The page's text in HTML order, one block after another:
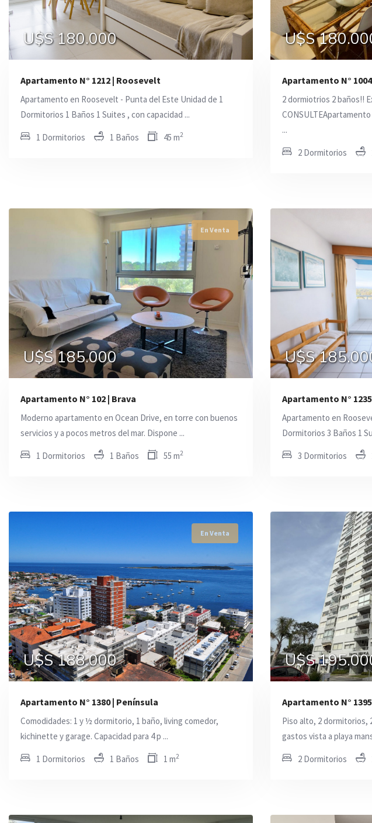
U$S 180.000 U$S 180.000
Apartamento N° 1212 | Roosevelt
Apartamento en Roosevelt - Punta del Este Unidad de 1
Dormitorios 1 Baños 1 Suites , con capacidad ...
1 Dormitorios 1 Baños 45 m2
U$S 180.000 U$S
Apartamento N°
2 dormiotrios 2 baños!!
...
2 Dormitorios
U$S 180.000 U$S
En Venta
U$S 185.000 U$S 185.000
Apartamento N° 102 | Brava
Moderno apartamento en Ocean Drive, en torre con buenos
servicios y a pocos metros del mar. Dispone ...
1 Dormitorios 1 Baños 55 m2
En Venta
U$S 185.000 U$S
Apartamento N°
Apartamento en
Dormitorios 3 Baños 1
3 Dormitorios
En Venta
U$S 187.000 U$S
En Venta
U$S 188.000 U$S 188.000
Apartamento N° 1380 | Península
Comodidades: 1 y ½ dormitorio, 1 baño, living comedor,
kichinette y garage. Capacidad para 4 p ...
1 Dormitorios 1 Baños 1 m2
En Venta
U$S 195.000 U$S
Apartamento N°
Piso alto, 2 dormitorios,
gastos vista a playa
2 Dormitorios
En Venta
U$S 195.000 U$S